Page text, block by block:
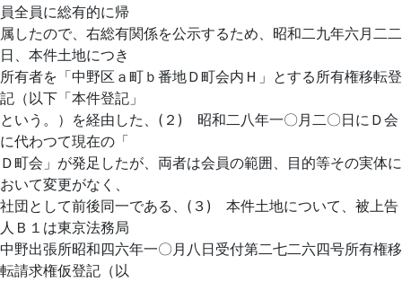
員全員に総有的に帰
属したので、右総有関係を公示するため、昭和二九年六月二二
日、本件土地につき
所有者を「中野区ａ町ｂ番地Ｄ町会内Ｈ」とする所有権移転登
記（以下「本件登記」
という。）を経由した、(２) 昭和二八年一〇月二〇日にＤ会
に代わつて現在の「
Ｄ町会」が発足したが、両者は会員の範囲、目的等その実体に
おいて変更がなく、
社団として前後同一である、(３) 本件土地について、被上告
人Ｂ１は東京法務局
中野出張所昭和四六年一〇月八日受付第二七二六四号所有権移
転請求権仮登記（以